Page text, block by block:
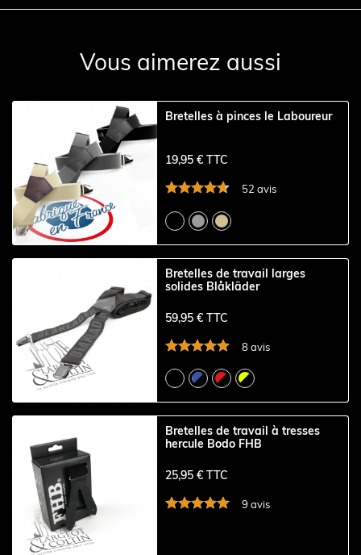
Vous aimerez aussi
Bretelles à pinces le Laboureur
19,95 € TTC
52 avis
Bretelles de travail larges
solides Blåkläder
59,95 € TTC
8 avis
Bretelles de travail à tresses
hercule Bodo FHB
25,95 € TTC
9 avis